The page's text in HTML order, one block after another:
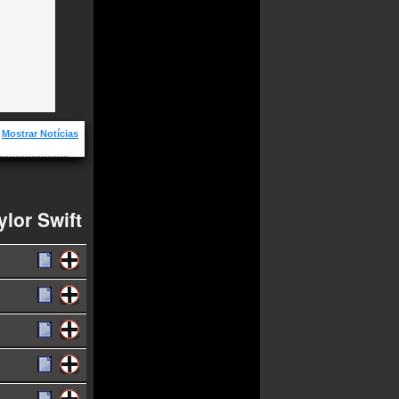
Mostrar Notícias
o álbum
durante
nisso, diz
Swift